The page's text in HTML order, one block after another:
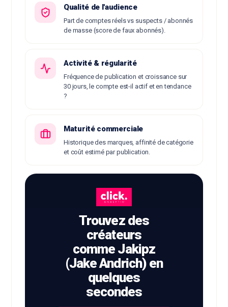
Qualité de l'audience
Part de comptes réels vs suspects / abonnés
de masse (score de faux abonnés).
Activité & régularité
Fréquence de publication et croissance sur
30 jours, le compte est-il actif et en tendance
?
Maturité commerciale
Historique des marques, affinité de catégorie
et coût estimé par publication.
Trouvez des
créateurs
comme Jakipz
(Jake Andrich) en
quelques
secondes